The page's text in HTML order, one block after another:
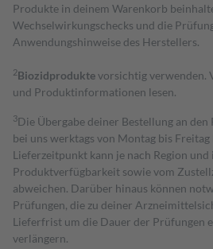
Produkte in deinem Warenkorb
Wechselwirkungschecks und die
Anwendungshinweise des Herstellers.
2Biozidproduktevorsichtig verwenden.
und Produktinformationen lesen.
3Die Übergabe deiner Bestellung an
bei uns werktags von Montag bis
Lieferzeitpunkt kann je nach Region
Produktverfügbarkeit sowie vom
abweichen. Darüber hinaus können
Prüfungen, die zu deiner
Lieferfrist um die Dauer der Prüfungen
verlängern.